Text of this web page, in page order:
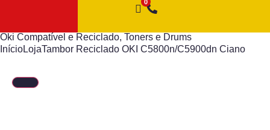
Oki Compatível e Reciclado, Toners e Drums
InícioLojaTambor Reciclado OKI C5800n/C5900dn Ciano